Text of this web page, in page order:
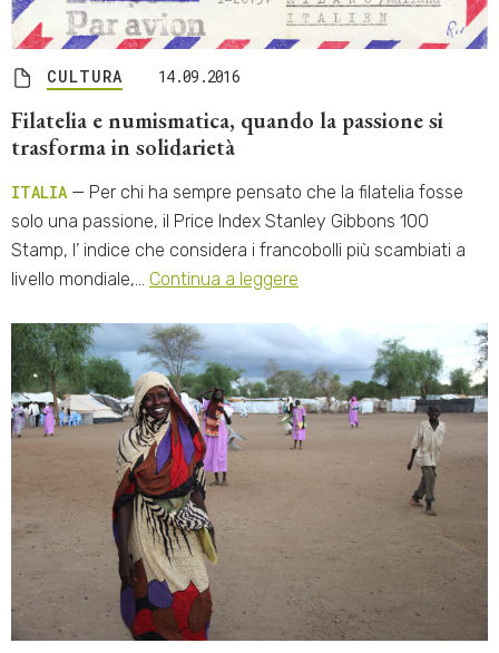
CULTURA 14.09.2016
Filatelia e numismatica, quando la passione si
trasforma in solidarietà
ITALIA — Per chi ha sempre pensato che la filatelia fosse
solo una passione, il Price Index Stanley Gibbons 100
Stamp, l’ indice che considera i francobolli più scambiati a
livello mondiale,… Continua a leggere